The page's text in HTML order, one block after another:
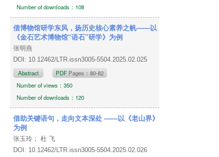
Number of downloads：108
借博物馆研学东风，扬历史核心素养之帆——以
《金石艺术博物馆“语石”研学》为例
张明燕
DOI: 10.12462/LTR.issn3005-5504.2025.02.025
Abstract PDF Pages：80-82
Number of views：350
Number of downloads：120
借助关键语句，走向文本深处 ——以《老山界》
为例
张玉玲； 杜 飞
DOI: 10.12462/LTR.issn3005-5504.2025.02.026